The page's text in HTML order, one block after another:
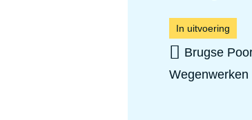
In uitvoering
Brugse
Wegenwerken